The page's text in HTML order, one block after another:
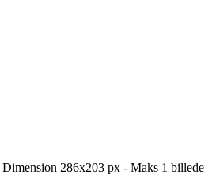
286x203 px - Maks 1 billede